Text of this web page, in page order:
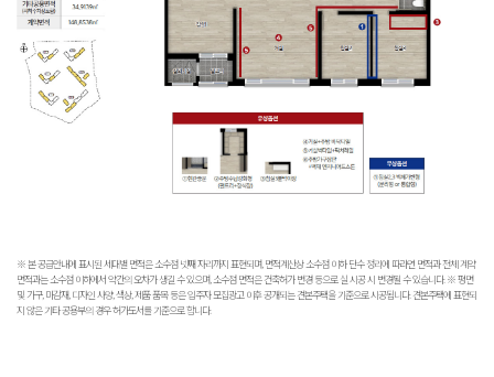
※ 본 공급안내에 표시된 세대별 면적은 소수점 넷째 자리까지 표현되며, 면적계산상 소수점 이하 단수 정리에 따라연 면적과 전체 계약
면적과는 소수점 이하에서 약간의 오차가 생길 수 있으며, 소수점 면적은 건축허가 변경 등으로 실 시공 시 변경될 수 있습니다.※ 평면
및 가구, 마감재, 디자인 사양, 색상, 제품 품목 등은 입주자 모집광고 이후 공개되는 견본주택을 기준으로 시공됩니다. 견본주택에 표현되
지 않은 기타 공용부의 경우 허가도서를 기준으로 합니다.